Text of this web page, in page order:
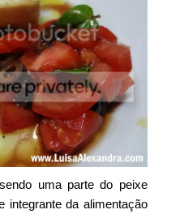
uma parte do peixe
integrante da alimentação